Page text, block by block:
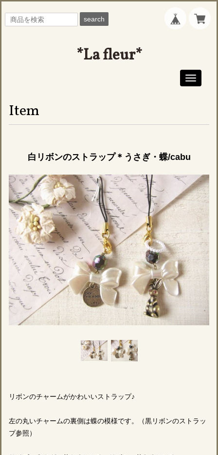
search
*La fleur*
Toggle
Item
白リボンのストラップ＊うさぎ・蝶/cabu
リボンのチャームがかわいいストラップ♪
左の丸いチャームの裏側は蝶の模様です。（黒リボンのストラッ
プ参照）